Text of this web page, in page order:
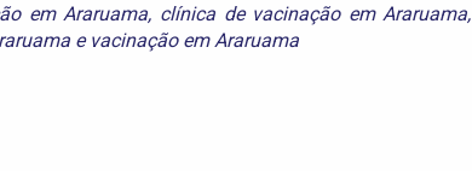
em Araruama, clínica de vacinação em Araruama,
e vacinação em Araruama